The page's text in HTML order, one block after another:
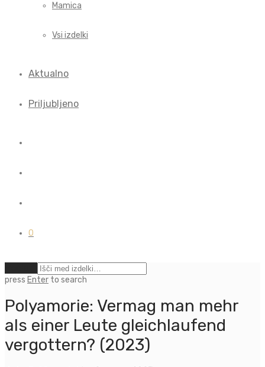
Mamica
Vsi izdelki
Aktualno
Priljubljeno
0
press Enter to search
Polyamorie: Vermag man mehr
als einer Leute gleichlaufend
vergottern? (2023)